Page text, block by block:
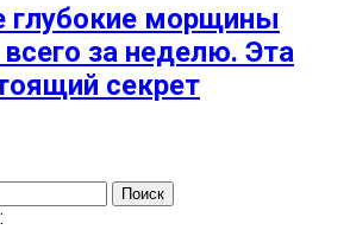
морщины
за неделю. Эта
секрет